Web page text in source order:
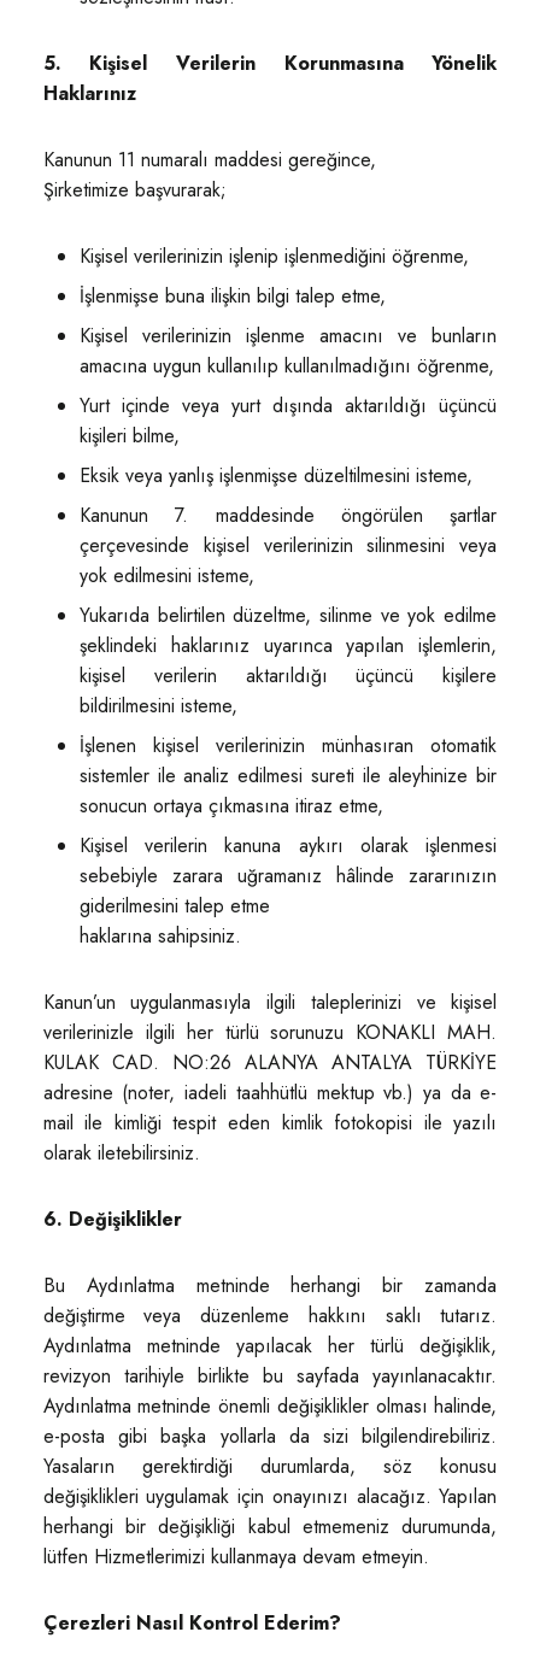
5. Kişisel Verilerin Korunmasına Yönelik
Haklarınız
Kanunun 11 numaralı maddesi gereğince,
Şirketimize başvurarak;
Kişisel verilerinizin işlenip işlenmediğini öğrenme,
İşlenmişse buna ilişkin bilgi talep etme,
Kişisel verilerinizin işlenme amacını ve bunların
amacına uygun kullanılıp kullanılmadığını öğrenme,
Yurt içinde veya yurt dışında aktarıldığı üçüncü
kişileri bilme,
Eksik veya yanlış işlenmişse düzeltilmesini isteme,
Kanunun 7. maddesinde öngörülen şartlar
çerçevesinde kişisel verilerinizin silinmesini veya
yok edilmesini isteme,
Yukarıda belirtilen düzeltme, silinme ve yok edilme
şeklindeki haklarınız uyarınca yapılan işlemlerin,
kişisel verilerin aktarıldığı üçüncü kişilere
bildirilmesini isteme,
İşlenen kişisel verilerinizin münhasıran otomatik
sistemler ile analiz edilmesi sureti ile aleyhinize bir
sonucun ortaya çıkmasına itiraz etme,
Kişisel verilerin kanuna aykırı olarak işlenmesi
sebebiyle zarara uğramanız hâlinde zararınızın
giderilmesini talep etme
haklarına sahipsiniz.
Kanun’un uygulanmasıyla ilgili taleplerinizi ve kişisel
verilerinizle ilgili her türlü sorunuzu KONAKLI MAH.
KULAK CAD. NO:26 ALANYA ANTALYA TÜRKİYE
adresine (noter, iadeli taahhütlü mektup vb.) ya da e-
mail ile kimliği tespit eden kimlik fotokopisi ile yazılı
olarak iletebilirsiniz.
6. Değişiklikler
Bu Aydınlatma metninde herhangi bir zamanda
değiştirme veya düzenleme hakkını saklı tutarız.
Aydınlatma metninde yapılacak her türlü değişiklik,
revizyon tarihiyle birlikte bu sayfada yayınlanacaktır.
Aydınlatma metninde önemli değişiklikler olması halinde,
e-posta gibi başka yollarla da sizi bilgilendirebiliriz.
Yasaların gerektirdiği durumlarda, söz konusu
değişiklikleri uygulamak için onayınızı alacağız. Yapılan
herhangi bir değişikliği kabul etmemeniz durumunda,
lütfen Hizmetlerimizi kullanmaya devam etmeyin.
Çerezleri Nasıl Kontrol Ederim?